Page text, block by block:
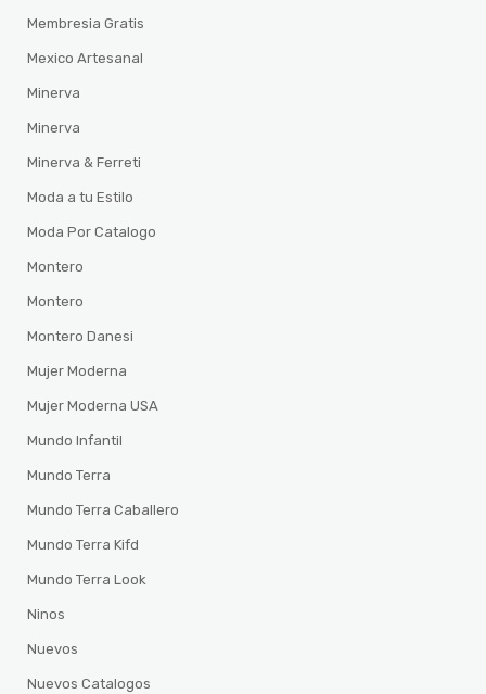
Membresia Gratis
Mexico Artesanal
Minerva
Minerva
Minerva & Ferreti
Moda a tu Estilo
Moda Por Catalogo
Montero
Montero
Montero Danesi
Mujer Moderna
Mujer Moderna USA
Mundo Infantil
Mundo Terra
Mundo Terra Caballero
Mundo Terra Kifd
Mundo Terra Look
Ninos
Nuevos
Nuevos Catalogos